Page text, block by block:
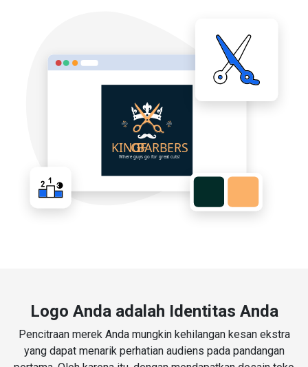
Logo Anda adalah Identitas Anda
Pencitraan merek Anda mungkin kehilangan kesan ekstra
yang dapat menarik perhatian audiens pada pandangan